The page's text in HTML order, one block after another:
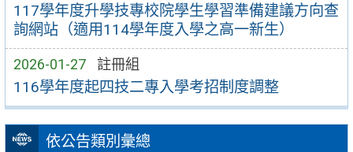
117學年度升學技專校院學生學習準備建議方向查
詢網站（適用114學年度入學之高一新生）
2026-01-27 註冊組
116學年度起四技二專入學考招制度調整
依公告類別彙總